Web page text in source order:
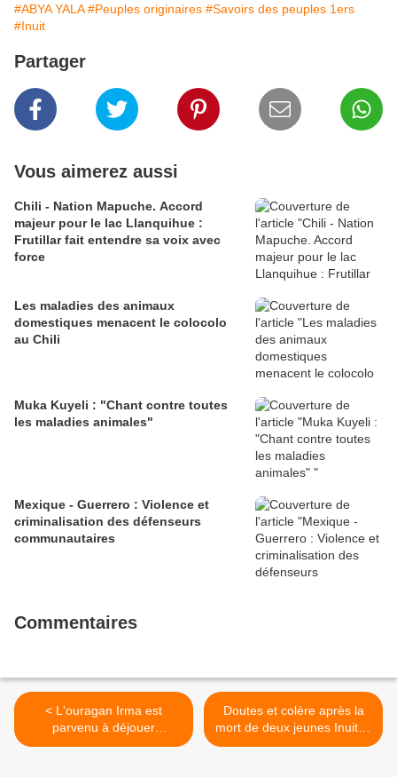
#ABYA YALA #Peuples originaires #Savoirs des peuples 1ers
#Inuit
Partager
Vous aimerez aussi
Chili - Nation Mapuche. Accord
majeur pour le lac Llanquihue :
Frutillar fait entendre sa voix avec
force
Les maladies des animaux
domestiques menacent le colocolo
au Chili
Muka Kuyeli : "Chant contre toutes
les maladies animales"
Mexique - Guerrero : Violence et
criminalisation des défenseurs
communautaires
Commentaires
< L'ouragan Irma est
parvenu à déjouer
l’exemplaire Défense Civile
Doutes et colère après la
mort de deux jeunes Inuites
à Montréal >